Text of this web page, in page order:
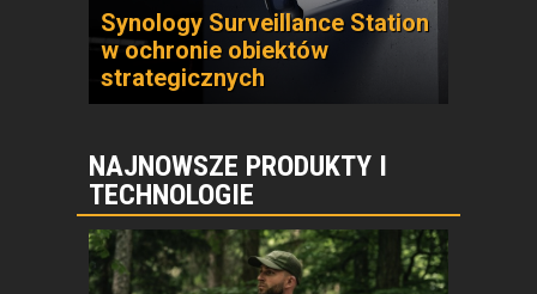
Synology Surveillance Station
w ochronie obiektów
strategicznych
NAJNOWSZE PRODUKTY I
TECHNOLOGIE